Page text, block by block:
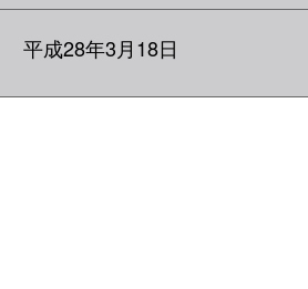
平成28年3月18日